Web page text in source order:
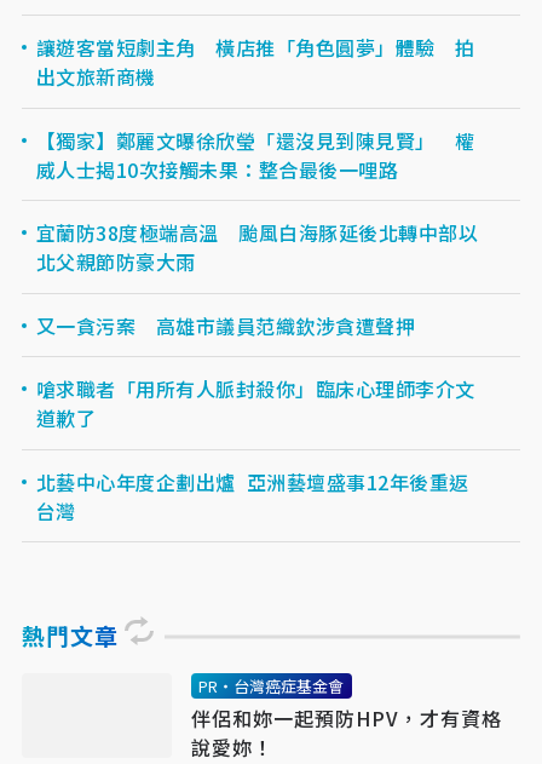
讓遊客當短劇主角 橫店推「角色圓夢」體驗 拍
出文旅新商機
【獨家】鄭麗文曝徐欣瑩「還沒見到陳見賢」 權
威人士揭10次接觸未果：整合最後一哩路
宜蘭防38度極端高溫 颱風白海豚延後北轉中部以
北父親節防豪大雨
又一貪污案 高雄市議員范織欽涉貪遭聲押
嗆求職者「用所有人脈封殺你」臨床心理師李介文
道歉了
北藝中心年度企劃出爐 亞洲藝壇盛事12年後重返
台灣
熱門文章
PR・台灣癌症基金會
伴侶和妳一起預防HPV，才有資格
說愛妳！